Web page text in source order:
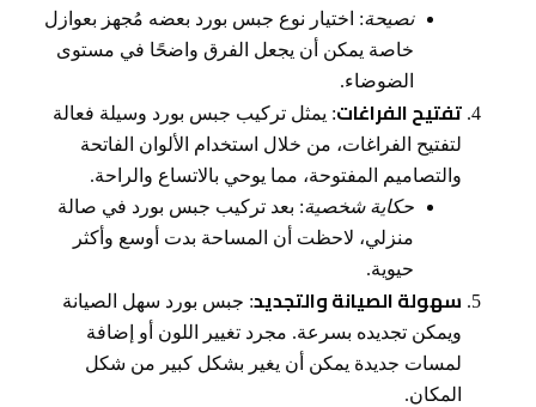
نصيحة: اختيار نوع جبس بورد بعضه مُجهز بعوازل
خاصة يمكن أن يجعل الفرق واضحًا في مستوى
الضوضاء.
تفتيح الفراغات: يمثل تركيب جبس بورد وسيلة فعالة
لتفتيح الفراغات، من خلال استخدام الألوان الفاتحة
والتصاميم المفتوحة، مما يوحي بالاتساع والراحة.
حكاية شخصية: بعد تركيب جبس بورد في صالة
منزلي، لاحظت أن المساحة بدت أوسع وأكثر
حيوية.
سهولة الصيانة والتجديد: جبس بورد سهل الصيانة
ويمكن تجديده بسرعة. مجرد تغيير اللون أو إضافة
لمسات جديدة يمكن أن يغير بشكل كبير من شكل
المكان.